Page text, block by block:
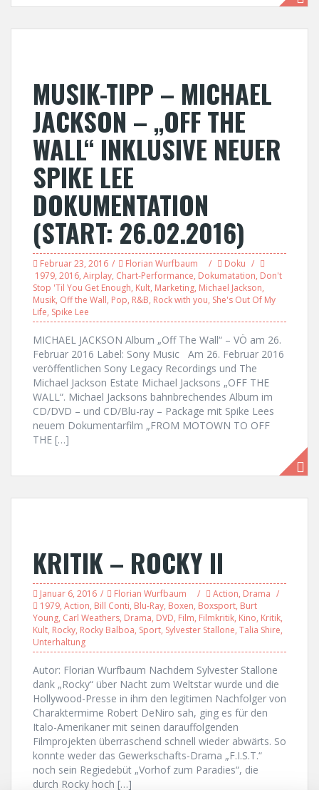
MUSIK-TIPP – MICHAEL
JACKSON – „OFF THE
WALL“ INKLUSIVE NEUER
SPIKE LEE
DOKUMENTATION
(START: 26.02.2016)
Februar 23, 2016 Florian Wurfbaum
Doku
1979, 2016, Airplay, Chart-Performance, Dokumatation, Don't
Stop 'Til You Get Enough, Kult, Marketing, Michael Jackson,
Musik, Off the Wall, Pop, R&B, Rock with you, She's Out Of My
Life, Spike Lee
MICHAEL JACKSON Album „Off The Wall“ – VÖ am 26.
Februar 2016 Label: Sony Music Am 26. Februar 2016
veröffentlichen Sony Legacy Recordings und The
Michael Jackson Estate Michael Jacksons „OFF THE
WALL“. Michael Jacksons bahnbrechendes Album im
CD/DVD – und CD/Blu-ray – Package mit Spike Lees
neuem Dokumentarfilm „FROM MOTOWN TO OFF
THE […]
KRITIK – ROCKY II
Januar 6, 2016 Florian Wurfbaum Action, Drama
1979, Action, Bill Conti, Blu-Ray, Boxen, Boxsport, Burt
Young, Carl Weathers, Drama, DVD, Film, Filmkritik, Kino, Kritik,
Kult, Rocky, Rocky Balboa, Sport, Sylvester Stallone, Talia Shire,
Unterhaltung
Autor: Florian Wurfbaum Nachdem Sylvester Stallone
dank „Rocky“ über Nacht zum Weltstar wurde und die
Hollywood-Presse in ihm den legitimen Nachfolger von
Charaktermime Robert DeNiro sah, ging es für den
Italo-Amerikaner mit seinen darauffolgenden
Filmprojekten überraschend schnell wieder abwärts. So
konnte weder das Gewerkschafts-Drama „F.I.S.T.“
noch sein Regiedebüt „Vorhof zum Paradies“, die
durch Rocky hoch […]